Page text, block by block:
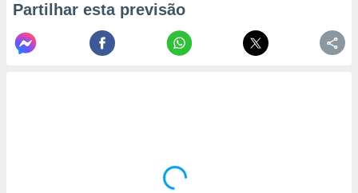
Partilhar esta previsão